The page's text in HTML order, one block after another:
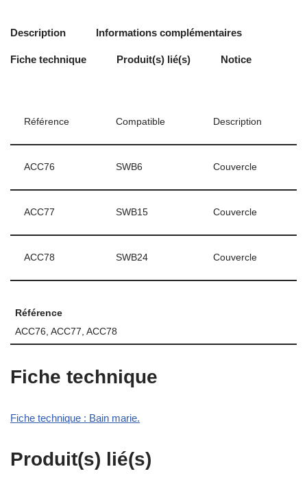
Description Informations complémentaires
Fiche technique Produit(s) lié(s) Notice
Référence Compatible Description
ACC76 SWB6 Couvercle
ACC77 SWB15 Couvercle
ACC78 SWB24 Couvercle
Référence
ACC76, ACC77, ACC78
Fiche technique
Fiche technique : Bain marie.
Produit(s) lié(s)